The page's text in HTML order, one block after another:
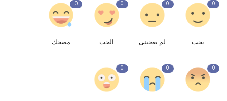
0
يحب
0
لم يعجبنى
0
الحب
0
مضحك
0
0
0